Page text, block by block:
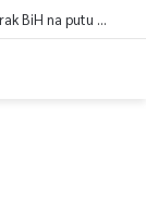
Soreca: Zahtjev za pristupanje SEPA-i važan korak BiH na putu ka EU